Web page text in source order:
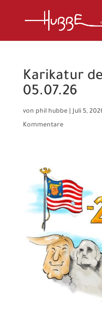
Karikatur
05.07.26
von phil hubbe|Juli 5,
Kommentare